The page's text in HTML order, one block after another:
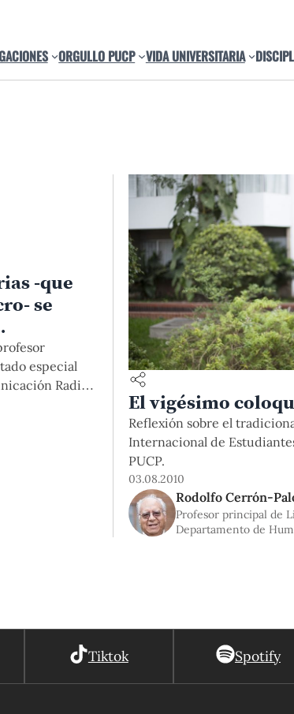
ORGULLO PUCP VIDA UNIVERSITARIA
-que
se
especial
Radial
de junio en
El vigésimo
Reflexión sobre el
Internacional de
PUCP.
03.08.2010
Rodolfo Cerrón-
Profesor principal de
Departamento de
Tiktok Spotify